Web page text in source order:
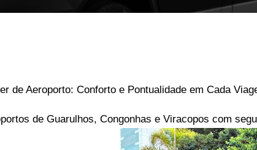
de Aeroporto: Conforto e Pontualidade em Cada
de Guarulhos, Congonhas e Viracopos com